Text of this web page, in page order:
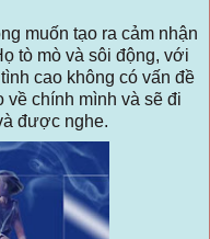
muốn tạo ra cảm nhận
tò mò và sôi động, với
cao không có vấn đề
về chính mình và sẽ đi
được nghe.